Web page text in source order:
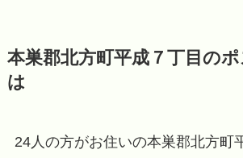
本巣郡北方町平成７丁目の
は
24人の方がお住いの本巣郡北方町